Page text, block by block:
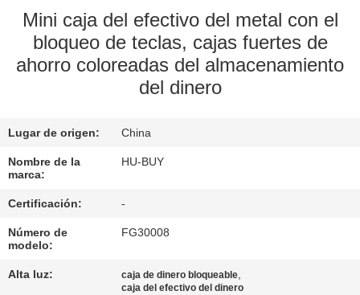
LA
FÁBRICA
CALIDAD
ÉNTRENOS
EN
CONTACTO
CON
Mini caja del efectivo del metal con el
bloqueo de teclas, cajas fuertes de
ahorro coloreadas del almacenamiento
del dinero
Lugar de origen: China
Nombre de la
marca:
HU-BUY
Certificación: -
Número de
modelo:
FG30008
Alta luz: caja de dinero bloqueable,
caja del efectivo del dinero